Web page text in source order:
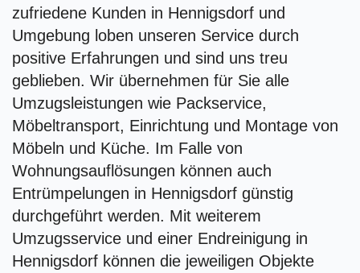
zufriedene Kunden in Hennigsdorf und
Umgebung loben unseren Service durch
positive Erfahrungen und sind uns treu
geblieben. Wir übernehmen für Sie alle
Umzugsleistungen wie Packservice,
Möbeltransport, Einrichtung und Montage von
Möbeln und Küche. Im Falle von
Wohnungsauflösungen können auch
Entrümpelungen in Hennigsdorf günstig
durchgeführt werden. Mit weiterem
Umzugsservice und einer Endreinigung in
Hennigsdorf können die jeweiligen Objekte